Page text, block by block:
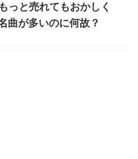
っと売れてもおかしく
曲が多いのに何故？